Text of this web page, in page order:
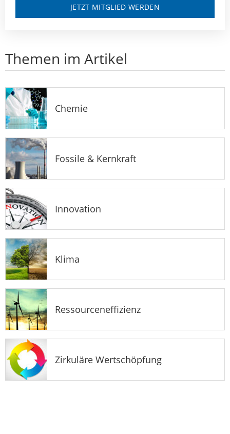
JETZT MITGLIED WERDEN
Themen im Artikel
Chemie
Fossile & Kernkraft
Innovation
Klima
Ressourceneffizienz
Zirkuläre Wertschöpfung